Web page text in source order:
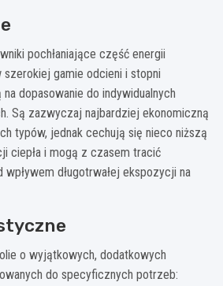
pochłaniające część energii
szerokiej gamie odcieni i stopni
dopasowanie do indywidualnych
Są zazwyczaj najbardziej ekonomiczną
typów, jednak cechują się nieco niższą
ciepła i mogą z czasem tracić
długotrwałej ekspozycji na
o wyjątkowych, dodatkowych
do specyficznych potrzeb: